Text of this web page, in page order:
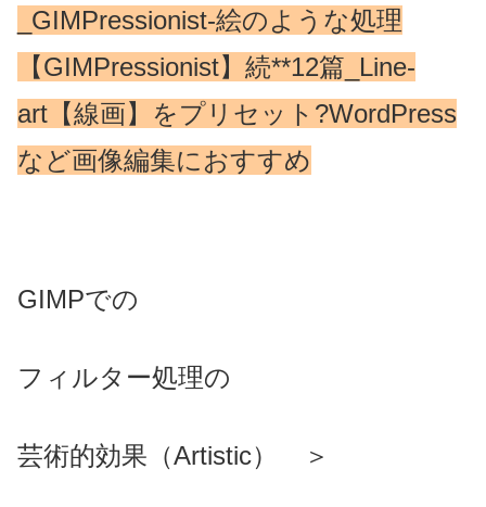
_GIMPressionist-絵のような処理
【GIMPressionist】続**12篇_Line-
art【線画】をプリセット?WordPress
など画像編集におすすめ
GIMPでの
フィルター処理の
芸術的効果（Artistic） ＞